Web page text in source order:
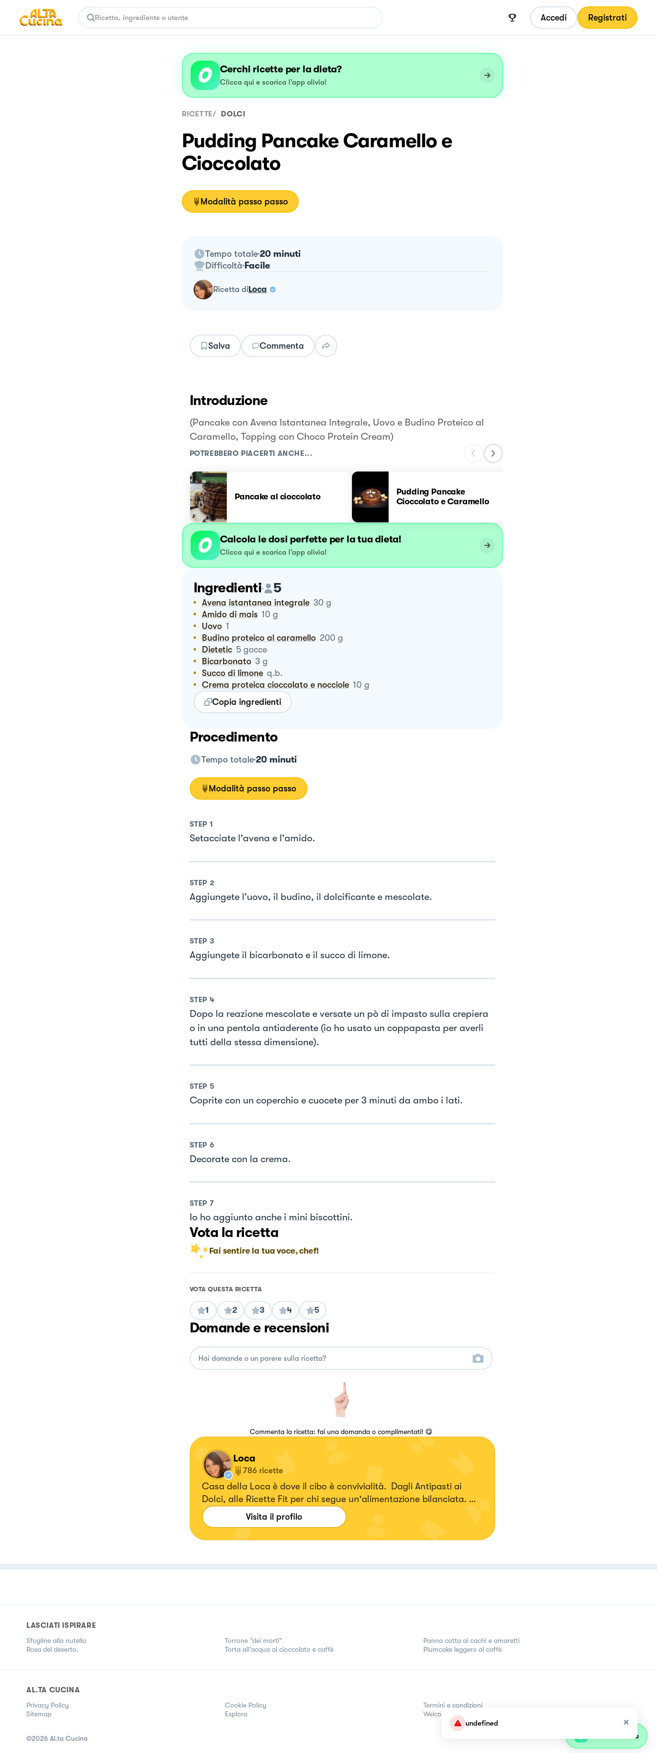
undefined
Accedi Registrati
Cerchi ricette per la dieta?
Clicca qui e scarica l’app olivia!
RICETTE/ DOLCI
Pudding Pancake Caramello e
Cioccolato
Modalità passo passo
Tempo totale 20 minuti
Difficoltà Facile
ricetta diLoca
Salva Commenta
Introduzione
(Pancake con Avena Istantanea Integrale, Uovo e Budino Proteico al
Caramello, Topping con Choco Protein Cream)
POTREBBERO PIACERTI ANCHE...
Pancake al cioccolato
Pudding Pancake
Cioccolato e Caramello
Calcola le dosi perfette per la tua dieta!
Clicca qui e scarica l’app olivia!
Ingredienti 5
Avena istantanea integrale 30 g
Amido di mais 10 g
Uovo 1
Budino proteico al caramello 200 g
Dietetic 5 gocce
Bicarbonato 3 g
Succo di limone q.b.
Crema proteica cioccolato e nocciole 10 g
Copia ingredienti
Procedimento
Tempo totale 20 minuti
Modalità passo passo
STEP 1
Setacciate l'avena e l'amido.
STEP 2
Aggiungete l'uovo, il budino, il dolcificante e mescolate.
STEP 3
Aggiungete il bicarbonato e il succo di limone.
STEP 4
Dopo la reazione mescolate e versate un pò di impasto sulla crepiera
o in una pentola antiaderente (io ho usato un coppapasta per averli
tutti della stessa dimensione).
STEP 5
Coprite con un coperchio e cuocete per 3 minuti da ambo i lati.
STEP 6
Decorate con la crema.
STEP 7
Io ho aggiunto anche i mini biscottini.
Vota la ricetta
Fai sentire la tua voce, chef!
VOTA QUESTA RICETTA
1 2 3 4 5
Domande e recensioni
Commenta la ricetta: fai una domanda o complimentati! 😋
Loca
786 ricette
Casa della Loca è dove il cibo è convivialità. Dagli Antipasti ai
Dolci, alle Ricette Fit per chi segue un'alimentazione bilanciata.
Cuoca a domicilio.Visita il profilo
LASCIATI ISPIRARE
Sfogline alla nutella
Rosa del deserto.
Torrone “dei morti”
Torta all’acqua al cioccolato e caffè
Panna cotta ai cachi e amaretti
Plumcake leggero al caffè
AL.TA CUCINA
Privacy Policy Cookie Policy
Termini e condizioni
Sitemap
Esplora Welcome
©2026 Al.ta Cucina Parla con olivia